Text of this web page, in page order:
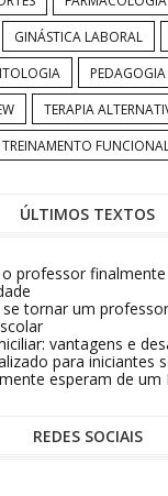
GINÁSTICA LABORAL
PEDAGOGIA
TERAPIA
TREINAMENTO
ÚLTIMOS TEXTOS
professor
tornar um
vantagens e
para iniciantes
esperam de um
REDES SOCIAIS